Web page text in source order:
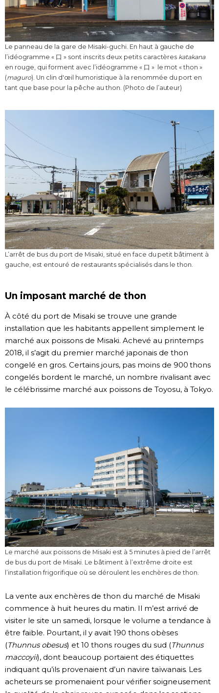
Le panneau de la gare de Misaki-guchi. En haut à gauche de
l’idéogramme « 口 » sont inscrits deux petits caractères katakana
en rouge, qui forment avec l’idéogramme « 口 » le mot « thon »
(maguro). Un clin d'œil humoristique à la renommée du port en
tant que base pour la pêche au thon. (Photo de l’auteur)
L’arrêt de bus du port de Misaki, situé en face du petit bâtiment à
gauche, est entouré de restaurants spécialisés dans le thon.
Un imposant marché de thon
À côté du port de Misaki se trouve une grande
installation que les habitants appellent simplement le
marché aux poissons de Misaki. Achevé au printemps
2018, il s’agit du premier marché japonais de thon
congelé en gros. Certains jours, pas moins de 900 thons
congelés bordent le marché, un nombre rivalisant avec
le célébrissime marché aux poissons de Toyosu, à Tokyo.
Le marché aux poissons de Misaki est à 5 minutes à pied de l’arrêt
de bus du port de Misaki. Le bâtiment à l’extrême droite est
l’installation frigorifique où se déroulent les enchères de thon.
La vente aux enchères de thon du marché de Misaki
commence à huit heures du matin. Il m’est arrivé de
visiter le site un samedi, lorsque le volume a tendance à
être faible. Pourtant, il y avait 190 thons obèses
(Thunnus obesus) et 10 thons rouges du sud (Thunnus
maccoyii), dont beaucoup portaient des étiquettes
indiquant qu’ils provenaient d’un navire taïwanais. Les
acheteurs se promenaient pour vérifier soigneusement